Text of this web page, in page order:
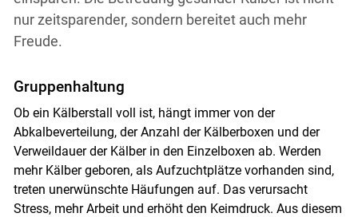
nur zeitsparender, sondern bereitet auch mehr
Freude.
Gruppenhaltung
Ob ein Kälberstall voll ist, hängt immer von der
Abkalbeverteilung, der Anzahl der Kälberboxen und der
Verweildauer der Kälber in den Einzelboxen ab. Werden
mehr Kälber geboren, als Aufzuchtplätze vorhanden sind,
treten unerwünschte Häufungen auf. Das verursacht
Stress, mehr Arbeit und erhöht den Keimdruck. Aus diesem